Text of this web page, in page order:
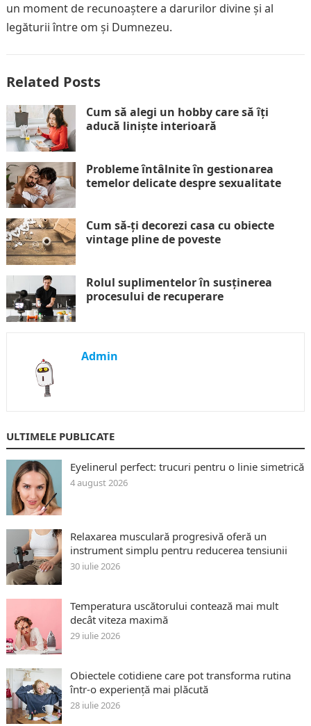
un moment de recunoaștere a darurilor divine și al
legăturii între om și Dumnezeu.
Related Posts
Cum să alegi un hobby care să îți
aducă liniște interioară
Probleme întâlnite în gestionarea
temelor delicate despre sexualitate
Cum să-ți decorezi casa cu obiecte
vintage pline de poveste
Rolul suplimentelor în susținerea
procesului de recuperare
Admin
ULTIMELE PUBLICATE
Eyelinerul perfect: trucuri pentru o linie simetrică
4 august 2026
Relaxarea musculară progresivă oferă un
instrument simplu pentru reducerea tensiunii
30 iulie 2026
Temperatura uscătorului contează mai mult
decât viteza maximă
29 iulie 2026
Obiectele cotidiene care pot transforma rutina
într-o experiență mai plăcută
28 iulie 2026